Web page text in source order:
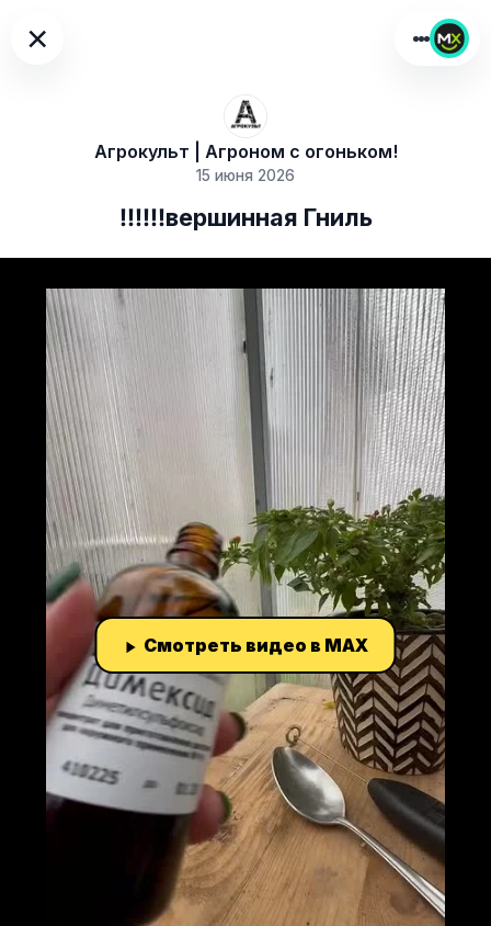
×
Агрокульт | Агроном с огоньком!
15 июня 2026
‼️‼️‼️вершинная Гниль
Смотреть видео в MAX